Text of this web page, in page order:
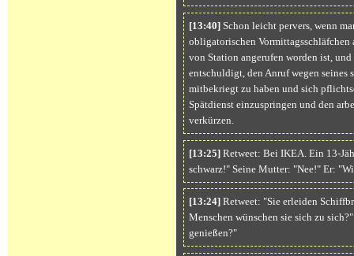
[13:40]Schon leicht pervers, wenn
obligatorischen Vormittagsschläfchen
von Station angerufen worden ist,
entschuldigt, den Anruf wegen seines
mitbekriegt zu haben und sich
Spätdienst einzuspringen und den
verkürzen.
[13:25]Retweet: Bei IKEA. Ein 13-
schwarz!" Seine Mutter: "Nee!" Er:
[13:24]Retweet: "Sie erleiden
Menschen wünschen sie sich zu
genießen?"